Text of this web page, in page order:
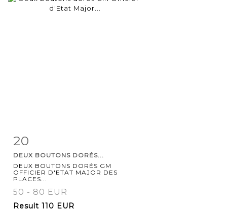
Item detail
20
DEUX BOUTONS DORÉS...
DEUX BOUTONS DORÉS GM
OFFICIER D'ETAT MAJOR DES
PLACES...
50 - 80 EUR
Result 110 EUR